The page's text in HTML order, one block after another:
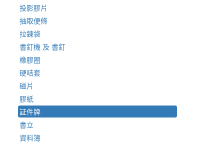
投影膠片
抽取便條
拉鍊袋
書釘機 及 書釘
橡膠圈
硬咭套
磁片
膠紙
証件牌
書立
資料簿